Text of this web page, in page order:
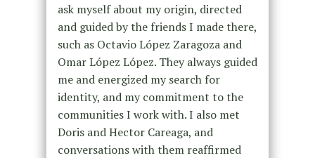
ask myself about my origin, directed
and guided by the friends I made there,
such as Octavio López Zaragoza and
Omar López López. They always guided
me and energized my search for
identity, and my commitment to the
communities I work with. I also met
Doris and Hector Careaga, and
conversations with them reaffirmed